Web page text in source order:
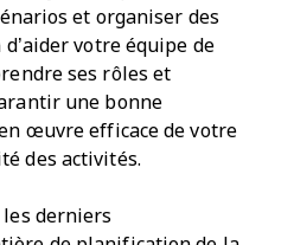
et organiser des
votre équipe de
ses rôles et
une bonne
œuvre efficace de votre
des activités.
les derniers